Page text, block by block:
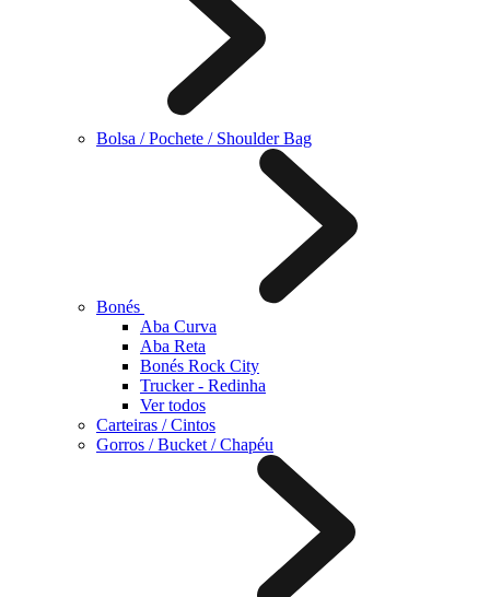
Bolsa / Pochete / Shoulder Bag
Bonés
Aba Curva
Aba Reta
Bonés Rock City
Trucker - Redinha
Ver todos
Carteiras / Cintos
Gorros / Bucket / Chapéu